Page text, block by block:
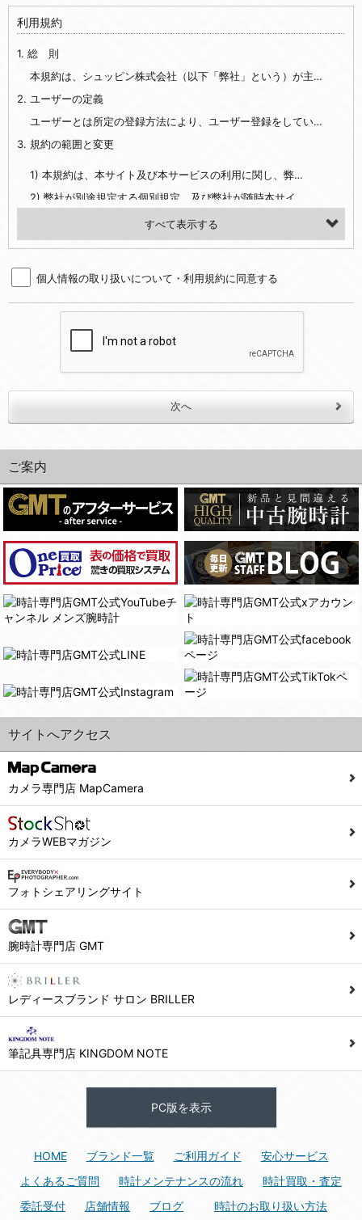
【当社サービスをご利用時に当社が取得またはご提供いただく情報】
・法律上の要請等により、本人確認を行うための本人確認書類（運転免許証、健康保険証、住民票の写し等）、および当該書類に含まれる情報
・当社サービスのご利用履歴
・当社ウェブサイト・サービス内のクッキー情報
【外部サービスアカウントを利用される場合】
会員登録時にソーシャルネットワーキングサービス等の外部サービスとの連携を許可した場合には、その許可の際にご同意いただいた内容に基づき、当該外部サービスでユーザーが利用するIDおよび当該外部サービスのプライバシー設定によりお客様が当社に開示を認めた情報について取得いたします
・EVERYBODY×PHOTOGRAPHER.comのフォトシェアリングサービス運営のため
３．個人情報の第三者提供と委託
(2)法令等により開示を求められた場合。
(4)国の機関若しくは地方公共団体又はその委託を受けた者が法令の定める事務を遂行することに対して協力する必要がある場合であって、本人の同意を得ることにより当該事務の遂行に支障を及ぼすおそれがあるとき。
(5)業務を円滑に進めるために、外部業者に個人データの一部又は全部の処理を委託する場合（ただし、委託する場合は委託した個人データの安全管理が図られるように、委託先に対する必要かつ適切な監督を行ないます）。
４．ご提供の任意性
当社への個人情報の提供はお客様の任意ですが、必要な個人情報をご提供いただけない場合、当社のサービス等が利用できない場合がありますのでご了承下さい。
５．ご本人が容易に知覚できない方法による個人情報の取得
また利用者の統計的分析のため、または掲載された広告にクッキーを使用する場合があります。
シュッピン株式会社 個人情報相談窓口
Mail：privacy@syuppin.com (受付)
利用規約
1. 総 則
本規約は、シュッピン株式会社（以下「弊社」という）が主催・運営するインターネット上のWebサイト『mapcamera.com』（以下「本サイト」という）及び本サイトを通じて提供されるサービス（以下「本サービス」といいます）をご利用いただく際の、ユーザーと弊社間の一切の関係に適用されます。
2. ユーザーの定義
ユーザーとは所定の登録方法により、ユーザー登録をしていただいた方をいいます。
3. 規約の範囲と変更
1) 本規約は、本サイト及び本サービスの利用に関し、弊社及び全てのユーザーに適用されます。>
4. ユーザーの登録内容について
2) ユーザーが本サイト内で第三者のユーザーID、パスワード、メールアドレス及びこれに伴う個人情報を知り得た場合には、速やかに弊社に届け出るものとします。
(2) ユーザーから寄せられた情報を、ユーザーの個人情報を表示せずに開示する場合。
(3) ユーザーが個人情報の開示について同意している場合。
(4) 法令により開示が求められた場合。
(5) 弊社で取り扱う商品またはサービスに関する案内や情報提供（郵便、電子メール等によるダイレクトメールなど）を行なう場合。
(6) 弊社が利用目的を示してユーザーから取得した情報を、その利用目的の範囲内で利用する場合。
6. 情報の提供
1)弊社は、各ユーザーに対し、当該ユーザーの購入商品の情報、及び弊社の特価商品の情報等、ユーザーに有益かつ便利な情報を提供するものとし、ユーザーはこれに同意するものとします。
フォームにて入力されたメールアドレスに、本サイトのお知らせをメールにてお送りさせていただきます。
本サイト会員のお客様は
※設定変更前にログインする必要があります。
メールマガジン会員のお客様はこちら
7. ユーザーの義務
(1) 他のユーザー、第三者もしくは弊社の著作権又はその他の権利を侵害する行為、及び侵害する恐れのある行為。
(6) 犯罪的行為、または犯罪的行為に結びつく行為、もしくはその恐れのある行為。
(9) 弊社の企業活動の運営を妨げるような行為、誹謗するような行為。
(12) その他、法令に違反または違反する恐れのある行為。
(13) その他、弊社が不適切と判断する行為。
2) ユーザーは、本サイト及び本サービスの利用により、弊社または第三者が損害を被ったときは、かかる損害を賠償するものとします。
個人情報の取り扱いについて・利用規約に同意する
ご案内
サイトへアクセス
カメラ専門店 MapCamera
カメラWEBマガジン
フォトシェアリングサイト
腕時計専門店 GMT
レディースブランド サロン BRILLER
筆記具専門店 KINGDOM NOTE
PC版を表示
HOME ブランド一覧 ご利用ガイド
安心サービス
よくあるご質問
時計メンテナンスの流れ
時計買取・査定
委託受付
店舗情報 ブログ 時計のお取り扱い方法